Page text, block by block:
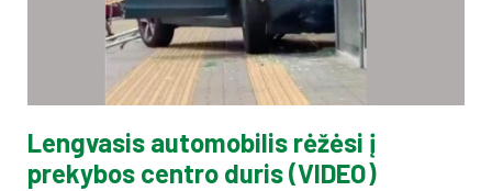
Lengvasis automobilis rėžėsi į
prekybos centro duris (VIDEO)